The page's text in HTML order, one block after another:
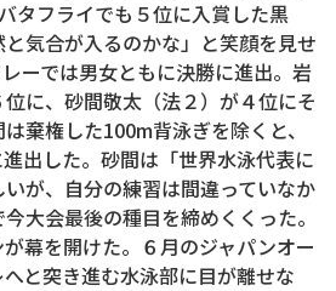
タフライでも５位に入賞した黒
気合が入るのかな」と笑顔を見せ
ーでは男女ともに決勝に進出。岩
に、砂間敬太（法２）が４位にそ
棄権した100m背泳ぎを除くと、
出した。砂間は「世界水泳代表に
が、自分の練習は間違っていなか
大会最後の種目を締めくくった。
幕を開けた。６月のジャパンオー
と突き進む水泳部に目が離せな